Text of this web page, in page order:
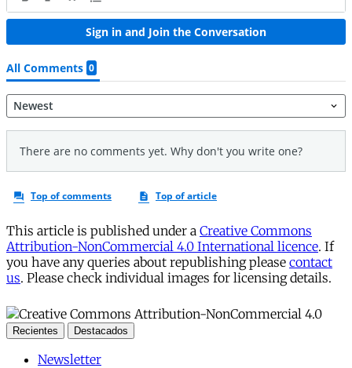
This article is published under a Creative Commons
Attribution-NonCommercial 4.0 International licence. If
you have any queries about republishing please contact
us. Please check individual images for licensing details.
Recientes Destacados
Newsletter